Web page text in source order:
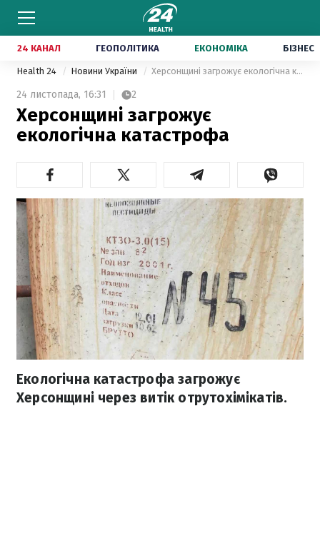
24 КАНАЛ ГЕОПОЛІТИКА ЕКОНОМІКА БІЗНЕС
Health 24 Новини України Херсонщині загрожує екологічна катастрофа
24 листопада, 16:31 2
Херсонщині загрожує
екологічна катастрофа
Екологічна катастрофа загрожує
Херсонщині через витік отрутохімікатів.